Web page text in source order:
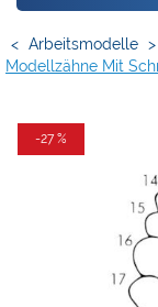
< Arbeitsmodelle >
Modellzähne Mit
-27 %